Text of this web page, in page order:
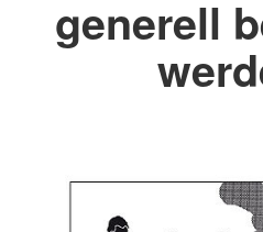
generell